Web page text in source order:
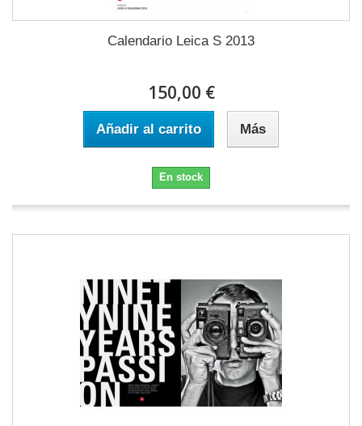
Calendario Leica S 2013
150,00 €
Añadir al carrito Más
En stock